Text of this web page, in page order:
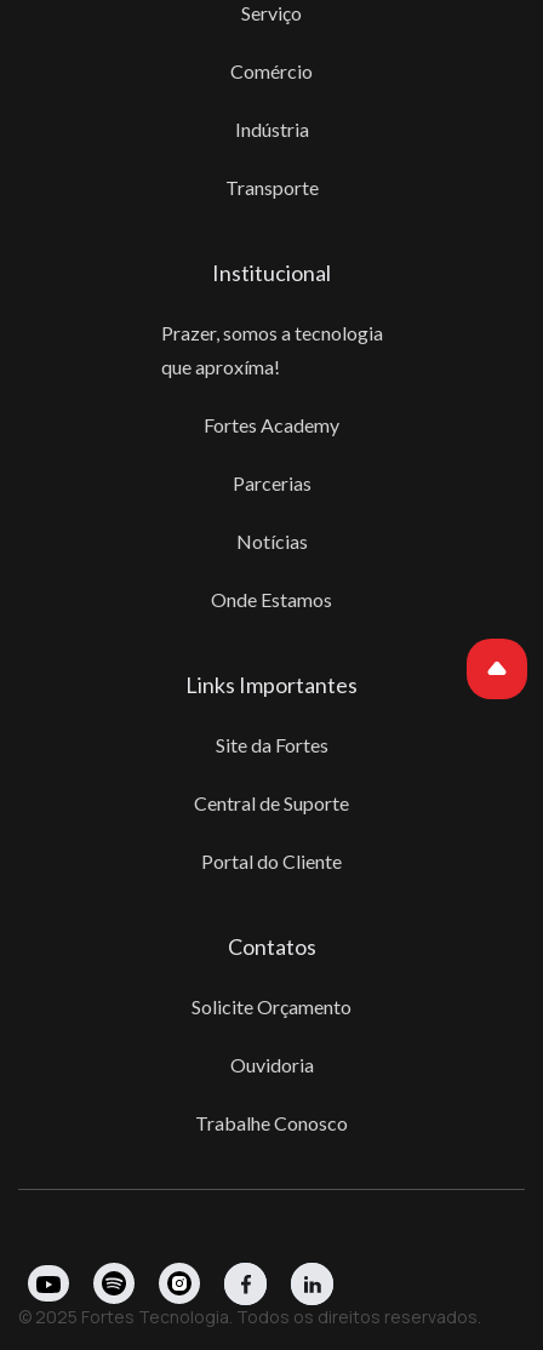
Serviço
Comércio
Indústria
Transporte
Institucional
Prazer, somos a tecnologia
que aproxíma!
Fortes Academy
Parcerias
Notícias
Onde Estamos
Links Importantes
Site da Fortes
Central de Suporte
Portal do Cliente
Contatos
Solicite Orçamento
Ouvidoria
Trabalhe Conosco
© 2025 Fortes Tecnologia. Todos os direitos reservados.